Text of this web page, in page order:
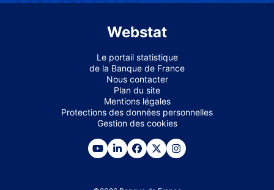
Webstat
Le portail statistique
de la Banque de France
Nous contacter
Plan du site
Mentions légales
Protections des données personnelles
Gestion des cookies